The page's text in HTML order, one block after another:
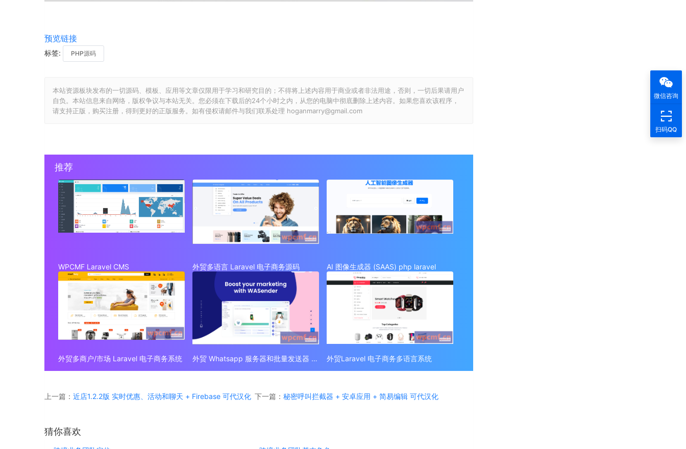
预览链接
标签: PHP源码
本站资源板块发布的一切源码、模板、应用等文章仅限用于学习和研究目的；不得将上述内容用于商业或者非法用途，否则，一切后果请用户
自负。本站信息来自网络，版权争议与本站无关。您必须在下载后的24个小时之内，从您的电脑中彻底删除上述内容。如果您喜欢该程序，
请支持正版，购买注册，得到更好的正版服务。如有侵权请邮件与我们联系处理 hoganmarry@gmail.com
推荐
WPCMF Laravel CMS 外贸多语言 Laravel 电子商务源码 AI 图像生成器 (SAAS) php laravel
外贸多商户/市场 Laravel 电子商务系统 外贸 Whatsapp 服务器和批量发送器 (SAAS) 外贸Laravel 电子商务多语言系统
上一篇： 近店1.2.2版 实时优惠、活动和聊天 + Firebase 可代汉化 下一篇： 秘密呼叫拦截器 + 安卓应用 + 简易编辑 可代汉化
猜你喜欢
微信咨询
扫码QQ